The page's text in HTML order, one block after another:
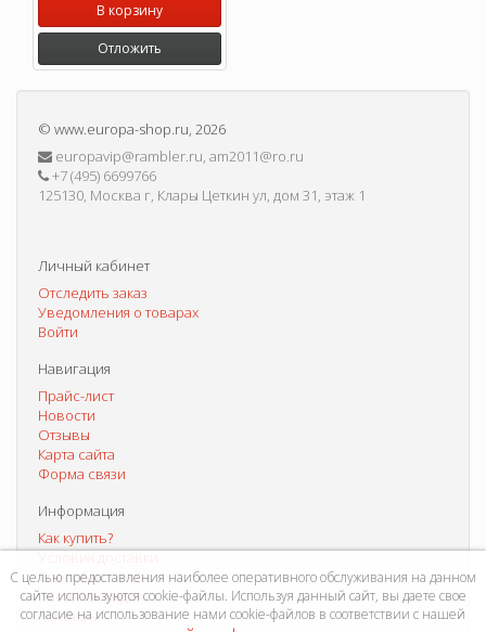
В корзину
Отложить
© www.europa-shop.ru, 2026
europavip@rambler.ru, am2011@ro.ru
+7 (495) 6699766
125130, Москва г, Клары Цеткин ул, дом 31, этаж 1
Личный кабинет
Отследить заказ
Уведомления о товарах
Войти
Навигация
Прайс-лист
Новости
Отзывы
Карта сайта
Форма связи
Информация
Как купить?
Условия доставки
Способы оплаты
Система скидок
Контакты
С целью предоставления наиболее оперативного обслуживания на данном
сайте используются cookie-файлы. Используя данный сайт, вы даете свое
согласие на использование нами cookie-файлов в соответствии с нашей